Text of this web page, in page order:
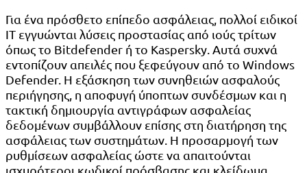
Για ένα πρόσθετο επίπεδο ασφάλειας, πολλοί ειδικοί
IT εγγυώνται λύσεις προστασίας από ιούς τρίτων
όπως το Bitdefender ή το Kaspersky. Αυτά συχνά
εντοπίζουν απειλές που ξεφεύγουν από το Windows
Defender. Η εξάσκηση των συνηθειών ασφαλούς
περιήγησης, η αποφυγή ύποπτων συνδέσμων και η
τακτική δημιουργία αντιγράφων ασφαλείας
δεδομένων συμβάλλουν επίσης στη διατήρηση της
ασφάλειας των συστημάτων. Η προσαρμογή των
ρυθμίσεων ασφαλείας ώστε να απαιτούνται
ισχυρότεροι κωδικοί πρόσβασης και κλείδωμα